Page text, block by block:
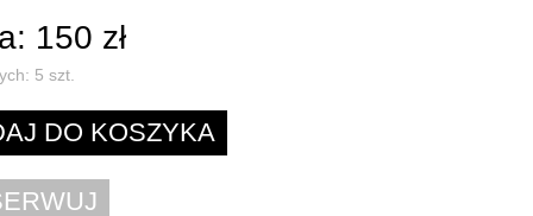
150 zł
5 szt.